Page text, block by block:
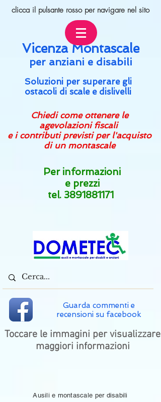
clicca il pulsante rosso per navigare nel sito
Vicenza Montascale
per anziani e disabili
Soluzioni per superare gli
ostacoli di scale e dislivelli
Chiedi come ottenere le
agevolazioni fiscali
e i contributi previsti per l'acquisto
di un montascale
Per informazioni
e prezzi
tel. 3891881171
Guarda commenti e
recensioni su facebook
Toccare le immagini per visualizzare
maggiori informazioni
Ausili e montascale per disabili